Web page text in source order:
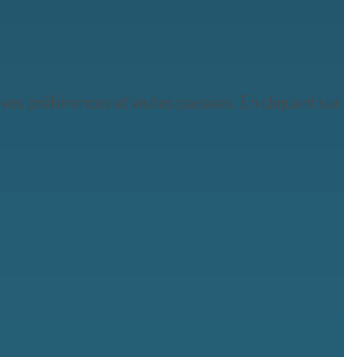
et visites passées. En cliquant sur